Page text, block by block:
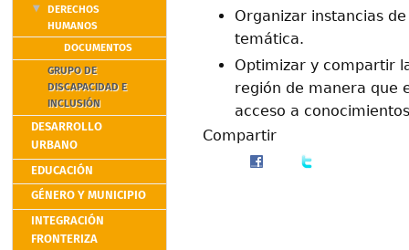
DERECHOS
HUMANOS
DOCUMENTOS
GRUPO DE
DISCAPACIDAD E
INCLUSIÓN
DESARROLLO
URBANO
EDUCACIÓN
GÉNERO Y MUNICIPIO
INTEGRACIÓN
FRONTERIZA
Organizar instancias
temática.
Optimizar y compartir
región de manera que
acceso a
Compartir